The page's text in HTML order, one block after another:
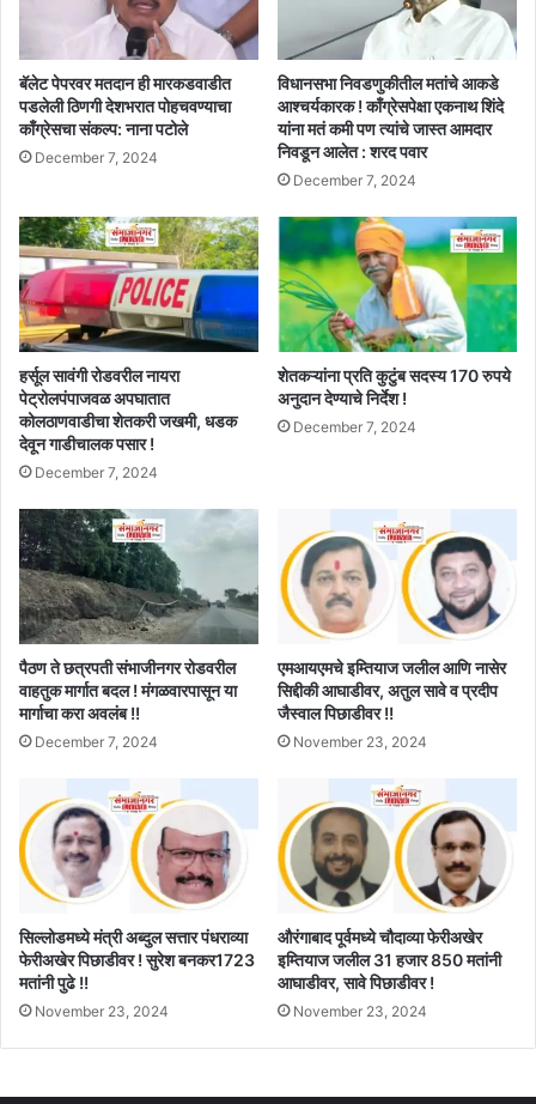
बॅलेट पेपरवर मतदान ही मारकडवाडीत
पडलेली ठिणगी देशभरात पोहचवण्याचा
काँग्रेसचा संकल्प: नाना पटोले
December 7, 2024
विधानसभा निवडणुकीतील मतांचे आकडे
आश्चर्यकारक ! काँग्रेसपेक्षा एकनाथ शिंदे
यांना मतं कमी पण त्यांचे जास्त आमदार
निवडून आलेत : शरद पवार
December 7, 2024
हर्सूल सावंगी रोडवरील नायरा
पेट्रोलपंपाजवळ अपघातात
कोलठाणवाडीचा शेतकरी जखमी, धडक
देवून गाडीचालक पसार !
December 7, 2024
शेतकऱ्यांना प्रति कुटुंब सदस्य 170 रुपये
अनुदान देण्याचे निर्देश !
December 7, 2024
पैठण ते छत्रपती संभाजीनगर रोडवरील
वाहतुक मार्गात बदल ! मंगळवारपासून या
मार्गाचा करा अवलंब !!
December 7, 2024
एमआयएमचे इम्तियाज जलील आणि नासेर
सिद्दीकी आघाडीवर, अतुल सावे व प्रदीप
जैस्वाल पिछाडीवर !!
November 23, 2024
सिल्लोडमध्ये मंत्री अब्दुल सत्तार पंधराव्या
फेरीअखेर पिछाडीवर ! सुरेश बनकर1723
मतांनी पुढे !!
November 23, 2024
औरंगाबाद पूर्वमध्ये चौदाव्या फेरीअखेर
इम्तियाज जलील 31 हजार 850 मतांनी
आघाडीवर, सावे पिछाडीवर !
November 23, 2024